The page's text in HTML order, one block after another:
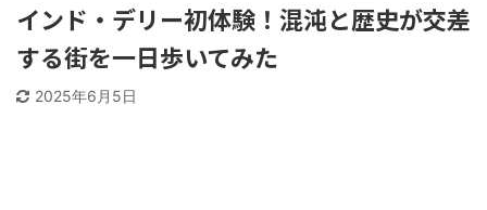
インド・デリー初体験！混沌と歴史が交差
する街を一日歩いてみた
2025年6月5日